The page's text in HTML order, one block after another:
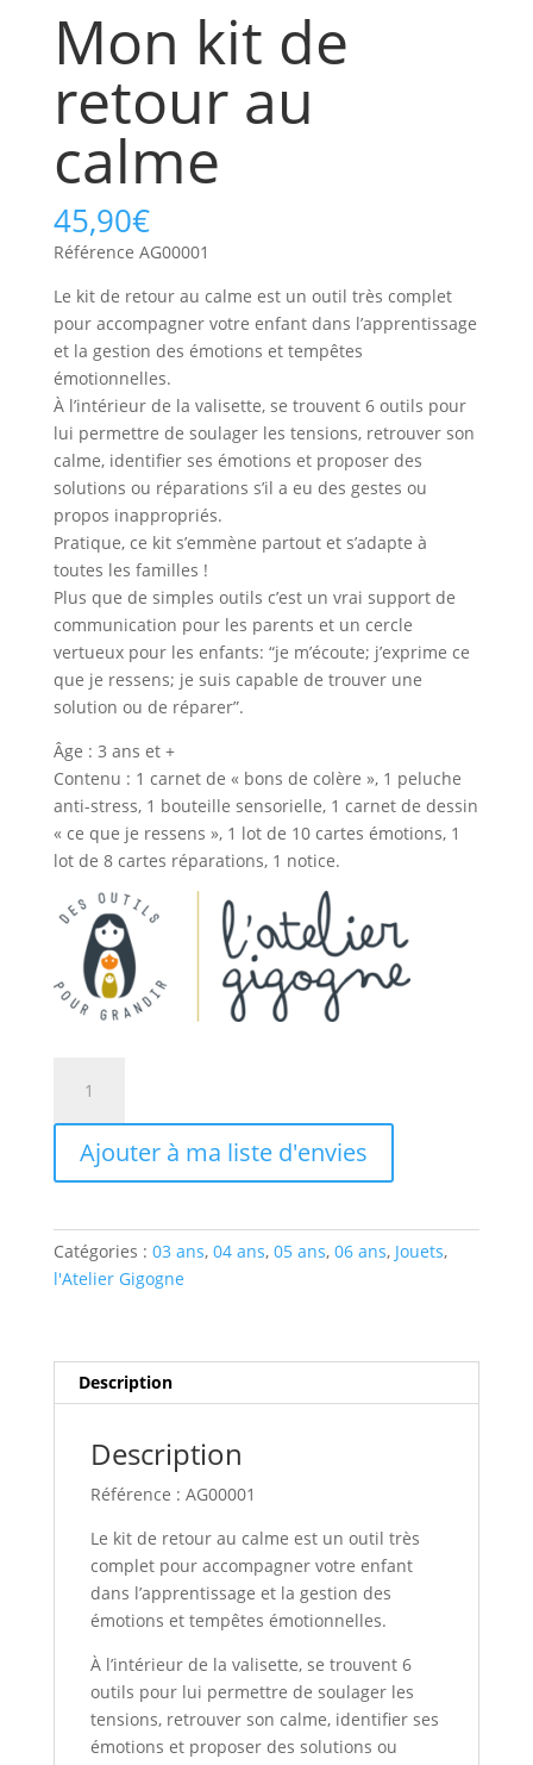
Mon kit de
retour au
calme
45,90€
Référence AG00001
Le kit de retour au calme est un outil très complet
pour accompagner votre enfant dans l’apprentissage
et la gestion des émotions et tempêtes
émotionnelles.
À l’intérieur de la valisette, se trouvent 6 outils pour
lui permettre de soulager les tensions, retrouver son
calme, identifier ses émotions et proposer des
solutions ou réparations s’il a eu des gestes ou
propos inappropriés.
Pratique, ce kit s’emmène partout et s’adapte à
toutes les familles !
Plus que de simples outils c’est un vrai support de
communication pour les parents et un cercle
vertueux pour les enfants: “je m’écoute; j’exprime ce
que je ressens; je suis capable de trouver une
solution ou de réparer”.
Âge : 3 ans et +
Contenu : 1 carnet de « bons de colère », 1 peluche
anti-stress, 1 bouteille sensorielle, 1 carnet de dessin
« ce que je ressens », 1 lot de 10 cartes émotions, 1
lot de 8 cartes réparations, 1 notice.
Mon
de
au
calme
Ajouter à ma liste d'envies
Catégories : 03 ans, 04 ans, 05 ans, 06 ans, Jouets,
l'Atelier Gigogne
Description
Description
Référence : AG00001
Le kit de retour au calme est un outil très
complet pour accompagner votre enfant
dans l’apprentissage et la gestion des
émotions et tempêtes émotionnelles.
À l’intérieur de la valisette, se trouvent 6
outils pour lui permettre de soulager les
tensions, retrouver son calme, identifier ses
émotions et proposer des solutions ou